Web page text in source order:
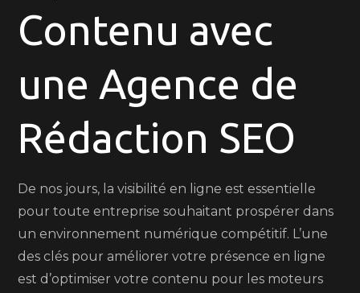
Rédaction
Contenu avec
une Agence de
Rédaction SEO
De nos jours, la visibilité en ligne est essentielle
pour toute entreprise souhaitant prospérer dans
un environnement numérique compétitif. L’une
des clés pour améliorer votre présence en ligne
est d’optimiser votre contenu pour les moteurs